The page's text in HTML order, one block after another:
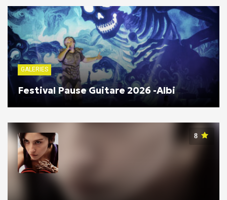
GALERIES
Festival Pause Guitare 2026 -Albi
8